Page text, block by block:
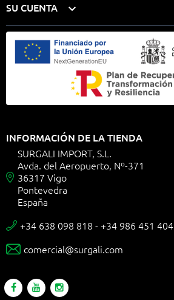
SU CUENTA 
INFORMACIÓN DE LA TIENDA

SURGALI IMPORT, S.L.
Avda. del Aeropuerto, Nº-371
36317 Vigo
Pontevedra
España
 +34 638 098 818 - +34 986 451 404
 comercial@surgali.com